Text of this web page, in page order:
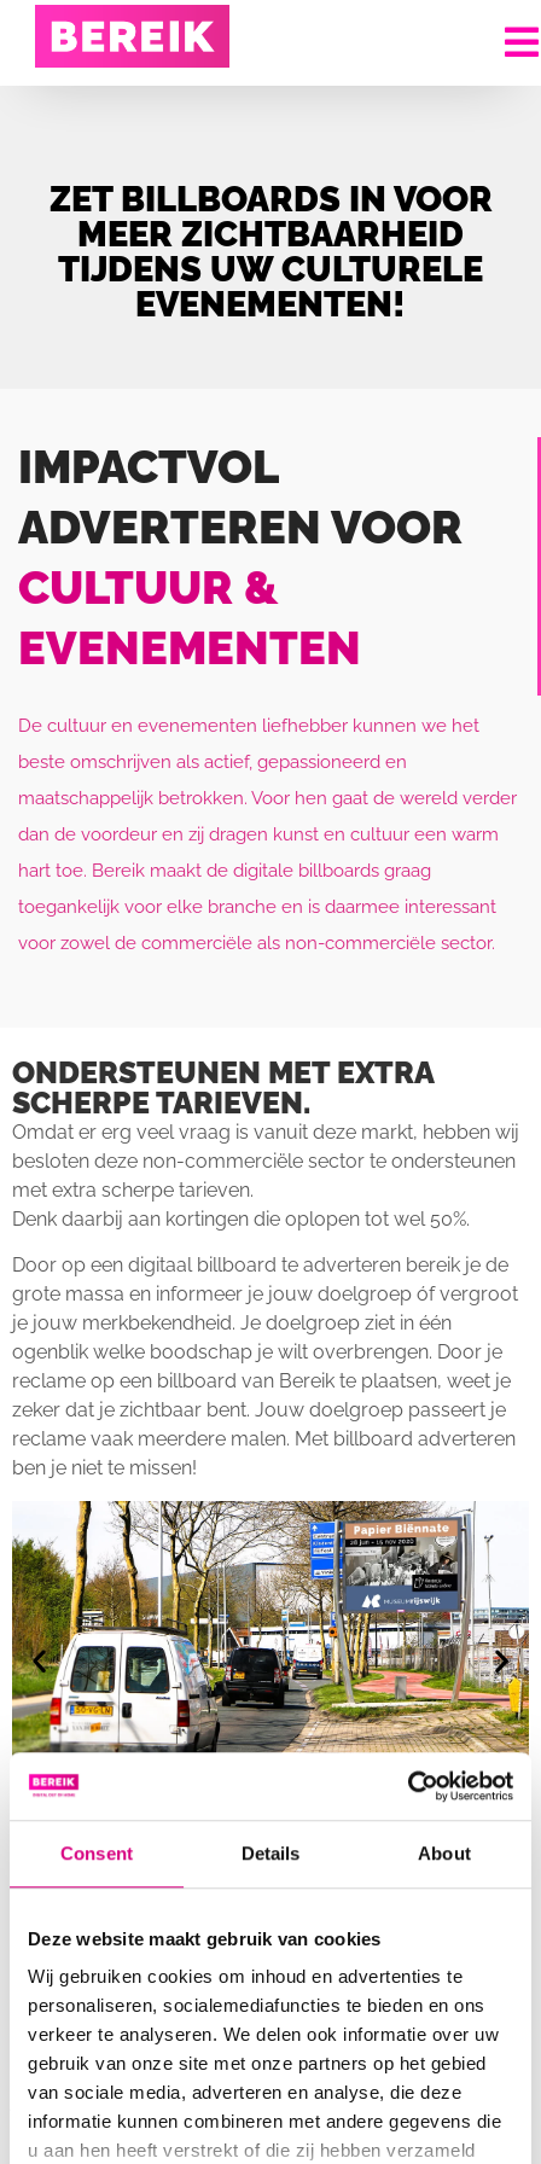
Consent Details About
Deze website maakt gebruik van cookies
Wij gebruiken cookies om inhoud en advertenties te
personaliseren, socialemediafuncties te bieden en ons
verkeer te analyseren. We delen ook informatie over uw
gebruik van onze site met onze partners op het gebied
van sociale media, adverteren en analyse, die deze
informatie kunnen combineren met andere gegevens die
u aan hen heeft verstrekt of die zij hebben verzameld
ZET BILLBOARDS IN VOOR
MEER ZICHTBAARHEID
TIJDENS UW CULTURELE
EVENEMENTEN!
IMPACTVOL
ADVERTEREN VOOR
CULTUUR &
EVENEMENTEN
De cultuur en evenementen liefhebber kunnen we het
beste omschrijven als actief, gepassioneerd en
maatschappelijk betrokken. Voor hen gaat de wereld verder
dan de voordeur en zij dragen kunst en cultuur een warm
hart toe. Bereik maakt de digitale billboards graag
toegankelijk voor elke branche en is daarmee interessant
voor zowel de commerciële als non-commerciële sector.
ONDERSTEUNEN MET EXTRA
SCHERPE TARIEVEN.
Omdat er erg veel vraag is vanuit deze markt, hebben wij
besloten deze non-commerciële sector te ondersteunen
met extra scherpe tarieven.
Denk daarbij aan kortingen die oplopen tot wel 50%.
Door op een digitaal billboard te adverteren bereik je de
grote massa en informeer je jouw doelgroep óf vergroot
je jouw merkbekendheid. Je doelgroep ziet in één
ogenblik welke boodschap je wilt overbrengen. Door je
reclame op een billboard van Bereik te plaatsen, weet je
zeker dat je zichtbaar bent. Jouw doelgroep passeert je
reclame vaak meerdere malen. Met billboard adverteren
ben je niet te missen!
SPEEL DIRECT IN OP
ACTUALITEITEN MET AANPASBARE
BILLBOARD RECLAME
Met dedigitale billboardreclame van Bereik kun je
gemakkelijk en snel inspelen op actuele ontwikkelingen.
Zo kun je bijvoorbeeld je reclame gemakkelijk aanpassen
aan het weer, een themadag of een speciale actie. Dit kan
je zelfs doen wanneer het jou uitkomt! Het is namelijk
mogelijk toegang te krijgen tot ons online systeem
‘MijnBereik’ zodat je zelf het ontwerp op het digitale